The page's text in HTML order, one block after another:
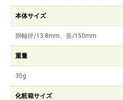
本体サイズ
胴軸径/13.8mm、長/150mm
重量
30g
化粧箱サイズ